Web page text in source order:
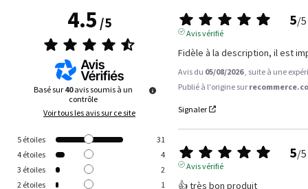
4.5/5
Basé sur 40 avis soumis à un
contrôle
Voir tous les avis sur ce site
5 étoiles
31
4 étoiles
4
3 étoiles
2
2 étoiles
1
5/5
Avis vérifié
Fidèle à la description, il est
Avis du 05/08/2026 , suite à une
Publié à l'origine sur
Signaler
5/5
Avis vérifié
👍 très bon produit